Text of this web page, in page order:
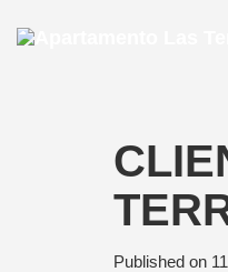
Published on